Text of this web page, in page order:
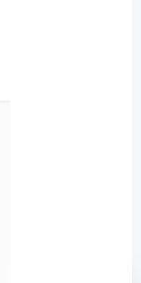
Ketone -